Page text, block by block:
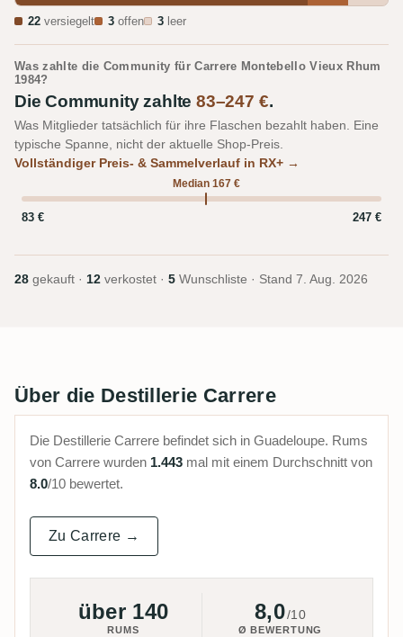
22 versiegelt 3 offen 3 leer
Was zahlte die Community für Carrere Montebello Vieux Rhum
1984?
Die Community zahlte83–247 €.
Was Mitglieder tatsächlich für ihre Flaschen bezahlt haben. Eine
typische Spanne, nicht der aktuelle Shop-Preis.
Vollständiger Preis- & Sammelverlauf in RX+ →
Median 167 €
83 € 247 €
28 gekauft · 12 verkostet · 5 Wunschliste · Stand 7. Aug. 2026
Über die Destillerie Carrere
Die Destillerie Carrere befindet sich in Guadeloupe. Rums
von Carrere wurden 1.443 mal mit einem Durchschnitt von
8.0/10 bewertet.
Zu Carrere →
über 140
RUMS
8,0/10
Ø BEWERTUNG